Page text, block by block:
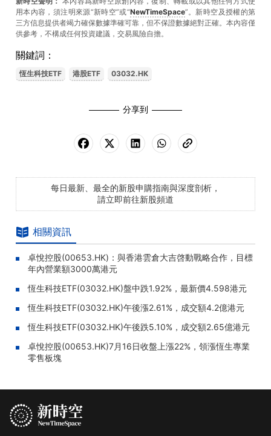
用本內容，須注明來源“新時空”或“NewTimeSpace”。新時空及授權的第
三方信息提供者竭力確保數據準確可靠，但不保證數據絕對正確。本內容僅
供參考，不構成任何投資建議，交易風險自擔。
關鍵詞：
恆生科技ETF 港股ETF 03032.HK
分享到
每日最新、最全的新股申購指南與深度剖析，
請立即前往新股頻道
相關資訊
卓悅控股(00653.HK)：與香港雲倉大吉啓動戰略合作，目標
年內營業額3000萬港元
恆生科技ETF(03032.HK)盤中跌1.92%，最新價4.598港元
恆生科技ETF(03032.HK)午後漲2.61%，成交額4.2億港元
恆生科技ETF(03032.HK)午後跌5.10%，成交額2.65億港元
卓悅控股(00653.HK)7月16日收盤上漲22%，領漲恆生專業
零售板塊